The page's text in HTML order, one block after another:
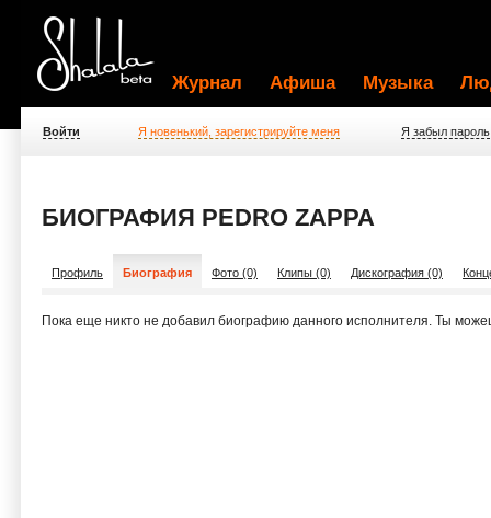
Журнал Афиша Музыка
Войти Я новенький, зарегистрируйте меня Я забыл пароль
БИОГРАФИЯ PEDRO ZAPPA
Профиль Биография Фото (0) Клипы (0) Дискография (0)
Пока еще никто не добавил биографию данного исполнителя. Ты